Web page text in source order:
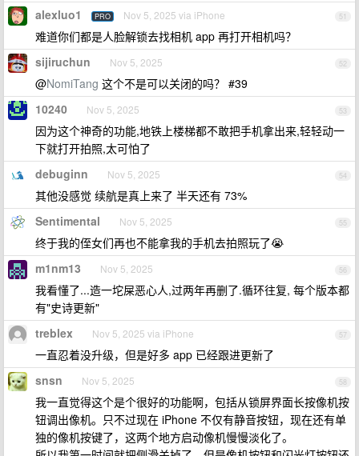
51
alexluo1 PRO Nov 5, 2025 via iPhone
难道你们都是人脸解锁去找相机 app 再打开相机吗？
52
sijiruchun Nov 5, 2025
@NomiTang 这个不是可以关闭的吗？ #39
53
10240 Nov 5, 2025
因为这个神奇的功能,地铁上楼梯都不敢把手机拿出来,轻轻动一
下就打开拍照,太可怕了
54
debuginn Nov 5, 2025
其他没感觉 续航是真上来了 半天还有 73%
55
Sentimental Nov 5, 2025
终于我的侄女们再也不能拿我的手机去拍照玩了😭
56
m1nm13 Nov 5, 2025
我看懂了...造一坨屎恶心人,过两年再删了.循环往复, 每个版本都
有"史诗更新"
57
treblex Nov 5, 2025 via iPhone
一直忍着没升级，但是好多 app 已经跟进更新了
58
snsn Nov 5, 2025
我一直觉得这个是个很好的功能啊，包括从锁屏界面长按像机按
钮调出像机。只不过现在 iPhone 不仅有静音按钮，现在还有单
独的像机按键了，这两个地方启动像机慢慢淡化了。